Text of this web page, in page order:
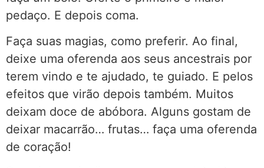
pedaço. E depois coma.
Faça suas magias, como preferir. Ao final,
deixe uma oferenda aos seus ancestrais por
terem vindo e te ajudado, te guiado. E pelos
efeitos que virão depois também. Muitos
deixam doce de abóbora. Alguns gostam de
deixar macarrão… frutas… faça uma oferenda
de coração!